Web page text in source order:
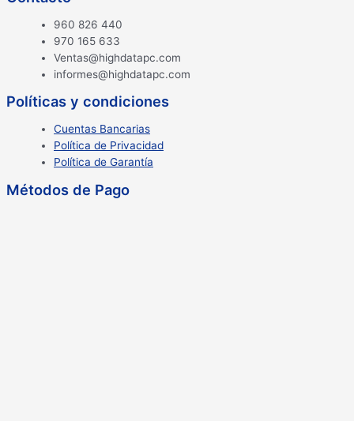
960 826 440
970 165 633
Ventas@highdatapc.com
informes@highdatapc.com
Políticas y condiciones
Cuentas Bancarias
Política de Privacidad
Política de Garantía
Métodos de Pago